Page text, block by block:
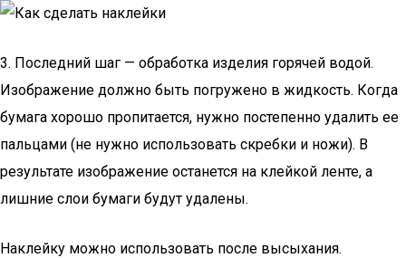
3. Последний шаг — обработка изделия горячей водой.
Изображение должно быть погружено в жидкость. Когда
бумага хорошо пропитается, нужно постепенно удалить ее
пальцами (не нужно использовать скребки и ножи). В
результате изображение останется на клейкой ленте, а
лишние слои бумаги будут удалены.
Наклейку можно использовать после высыхания.